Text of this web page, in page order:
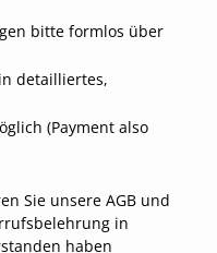
bitte formlos über
detailliertes,
(Payment also
Sie unsere AGB und
in
haben